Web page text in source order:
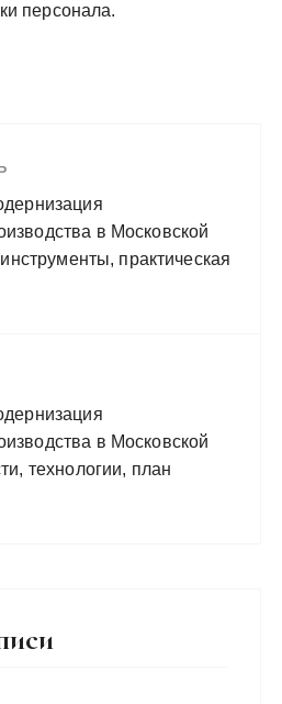
персонала.
в Московской
практическая
в Московской
технологии, план